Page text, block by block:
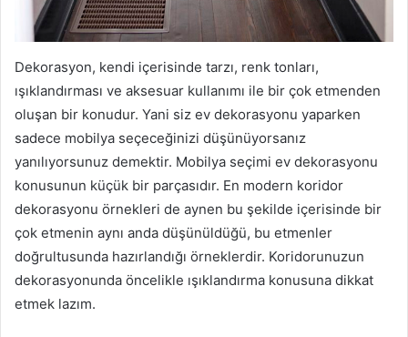
Dekorasyon, kendi içerisinde tarzı, renk tonları,
ışıklandırması ve aksesuar kullanımı ile bir çok etmenden
oluşan bir konudur. Yani siz ev dekorasyonu yaparken
sadece mobilya seçeceğinizi düşünüyorsanız
yanılıyorsunuz demektir. Mobilya seçimi ev dekorasyonu
konusunun küçük bir parçasıdır. En modern koridor
dekorasyonu örnekleri de aynen bu şekilde içerisinde bir
çok etmenin aynı anda düşünüldüğü, bu etmenler
doğrultusunda hazırlandığı örneklerdir. Koridorunuzun
dekorasyonunda öncelikle ışıklandırma konusuna dikkat
etmek lazım.